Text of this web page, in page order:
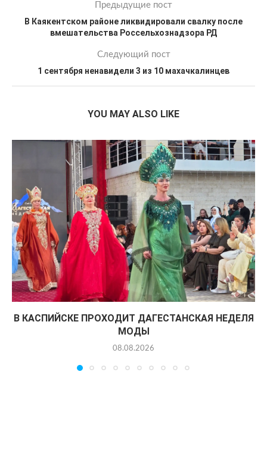
Предыдущие пост
В Каякентском районе ликвидировали свалку после
вмешательства Россельхознадзора РД
Следующий пост
1 сентября ненавидели 3 из 10 махачкалинцев
YOU MAY ALSO LIKE
В КАСПИЙСКЕ ПРОХОДИТ ДАГЕСТАНСКАЯ НЕДЕЛЯ
МОДЫ
08.08.2026